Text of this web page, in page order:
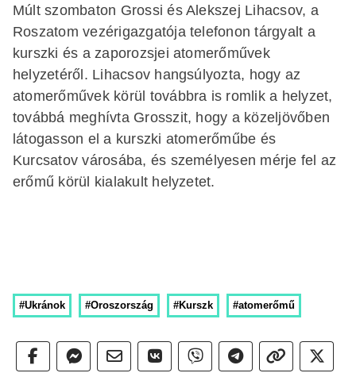
Múlt szombaton Grossi és Alekszej Lihacsov, a
Roszatom vezérigazgatója telefonon tárgyalt a
kurszki és a zaporozsjei atomerőművek
helyzetéről. Lihacsov hangsúlyozta, hogy az
atomerőművek körül továbbra is romlik a helyzet,
továbbá meghívta Grosszit, hogy a közeljövőben
látogasson el a kurszki atomerőműbe és
Kurcsatov városába, és személyesen mérje fel az
erőmű körül kialakult helyzetet.
#Ukránok #Oroszország #Kurszk #atomerőmű